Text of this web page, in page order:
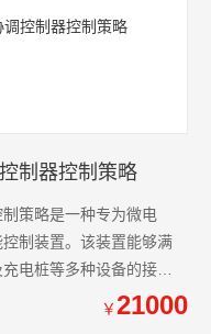
制器控制策略
策略是一种专为微电
制装置。该装置能够满
电桩等多种设备的接入
能协调控制器能够实时
行状态和健康状况。在
￥21000